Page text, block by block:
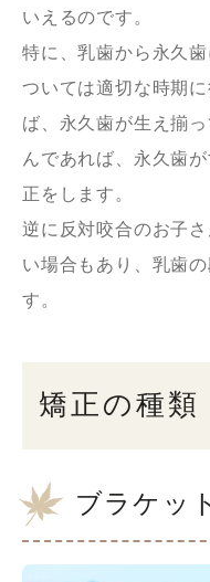
いえるのです。
特に、乳歯から永久
ついては適切な時期
ば、永久歯が生え揃
んであれば、永久歯
正をします。
逆に反対咬合のお子
い場合もあり、乳歯
す。
矯正の種類
ブラケッ